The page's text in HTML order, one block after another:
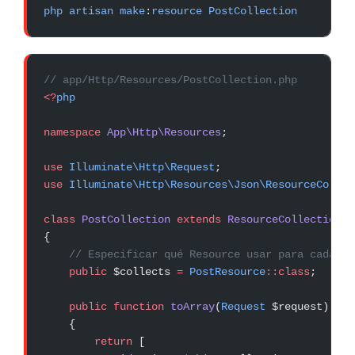
php artisan make: resource PostCollection
// app/Http/Resources/PostCollection.php
<?php
namespace App\Http\Resources;
use Illuminate\Http\Request;
use
class PostCollection extends ResourceCollection
{
// Especificar qué Resource usar para cada
    public
$collects = PostResource::class;
    public
function toArray(Request $request)
    {
        return
[